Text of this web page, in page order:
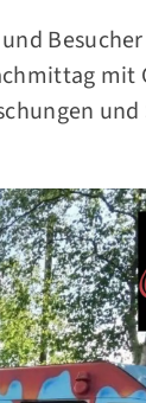
mit